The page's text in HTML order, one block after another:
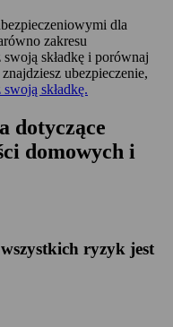
dla
zakresu
składkę i porównaj
ubezpieczenie,
składkę.
dotyczące
domowych i
ryzyk jest